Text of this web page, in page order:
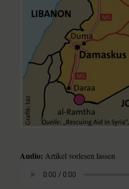
Audio: Artikel vorlesen lassen